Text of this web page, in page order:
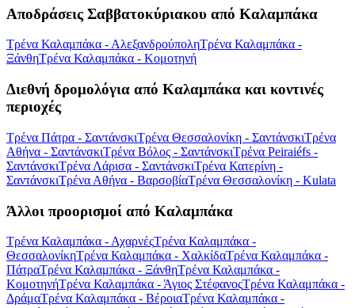
Αποδράσεις Σαββατοκύριακου από Καλαμπάκα
Τρένα Καλαμπάκα - ΑλεξανδρούποληΤρένα Καλαμπάκα -
ΞάνθηΤρένα Καλαμπάκα - Κομοτηνή
Διεθνή δρομολόγια από Καλαμπάκα και κοντινές
περιοχές
Τρένα Πάτρα - ΣαντάνσκιΤρένα Θεσσαλονίκη - ΣαντάνσκιΤρένα
Αθήνα - ΣαντάνσκιΤρένα Βόλος - ΣαντάνσκιΤρένα Peiraiéfs -
ΣαντάνσκιΤρένα Λάρισα - ΣαντάνσκιΤρένα Κατερίνη -
ΣαντάνσκιΤρένα Αθήνα - ΒαρσοβίαΤρένα Θεσσαλονίκη - Kulata
Άλλοι προορισμοί από Καλαμπάκα
Τρένα Καλαμπάκα - ΑχαρνέςΤρένα Καλαμπάκα -
ΘεσσαλονίκηΤρένα Καλαμπάκα - ΧαλκίδαΤρένα Καλαμπάκα -
ΠάτραΤρένα Καλαμπάκα - ΞάνθηΤρένα Καλαμπάκα -
ΚομοτηνήΤρένα Καλαμπάκα - Άγιος ΣτέφανοςΤρένα Καλαμπάκα -
ΔράμαΤρένα Καλαμπάκα - ΒέροιαΤρένα Καλαμπάκα -